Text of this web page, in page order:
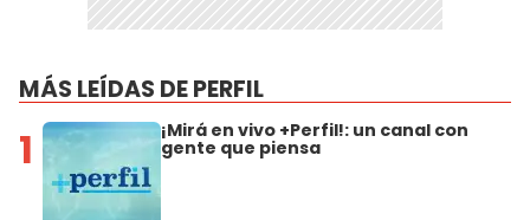
MÁS LEÍDAS DE PERFIL
1 ¡Mirá en vivo +Perfil!: un canal con
gente que piensa